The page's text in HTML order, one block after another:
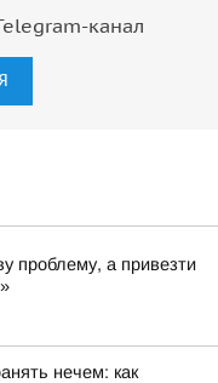
канал
проблему, а привезти
нечем: как